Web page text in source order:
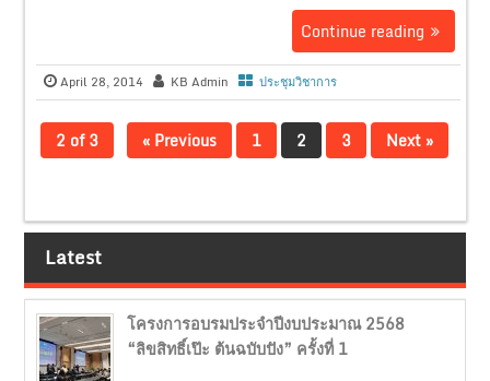
Continue reading
April 28, 2014 KB Admin ประชุมวิชาการ
2 of 3 « Previous 1 2 3 Next »
Latest
โครงการอบรมประจำปีงบประมาณ 2568
“ลิขสิทธิ์เป๊ะ ต้นฉบับปัง” ครั้งที่ 1